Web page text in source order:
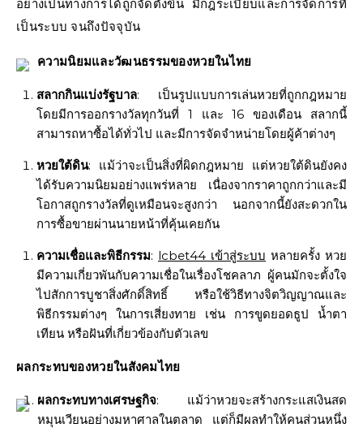
อย่างเป็นทางการได้ถูกจัดตั้งขึ้น มีกฎระเบียบและการจัดการที่
เป็นระบบ จนถึงปัจจุบัน
ความนิยมและวัฒนธรรมของหวยในไทย
สลากกินแบ่งรัฐบาล: เป็นรูปแบบการเล่นหวยที่ถูกกฎหมาย
โดยมีการออกรางวัลทุกวันที่ 1 และ 16 ของเดือน สลากนี้
สามารถหาซื้อได้ทั่วไป และมีการจัดจำหน่ายโดยผู้ค้าต่างๆ
หวยใต้ดิน: แม้ว่าจะเป็นสิ่งที่ผิดกฎหมาย แต่หวยใต้ดินยังคง
ได้รับความนิยมอย่างแพร่หลาย เนื่องจากราคาถูกกว่าและมี
โอกาสถูกรางวัลที่ดูเหมือนจะสูงกว่า นอกจากนี้ยังสะดวกใน
การซื้อขายผ่านนายหน้าที่คุ้นเคยกัน
ความเชื่อและพิธีกรรม: lcbet44 เข้าสู่ระบบ หลายครั้ง หวย
มีความเกี่ยวพันกับความเชื่อในเรื่องโชคลาภ ผู้คนมักจะตั้งใจ
ไปสักการบูชาสิ่งศักดิ์สิทธิ์ หรือใช้วิธีทางจิตวิญญาณและ
พิธีกรรมต่างๆ ในการเสี่ยงทาย เช่น การขูดยอดธูป น้ำตา
เทียน หรือฝันที่เกี่ยวข้องกับตัวเลข
ผลกระทบของหวยในสังคมไทย
ผลกระทบทางเศรษฐกิจ: แม้ว่าหวยจะสร้างกระแสเงินสด
หมุนเวียนอย่างมหาศาลในตลาด แต่ก็มีผลทำให้คนส่วนหนึ่ง